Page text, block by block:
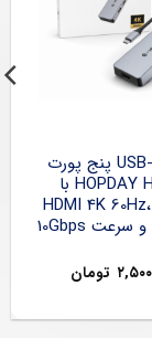
هاب USB-C پنج پورت
HOPDAY HB046 با
خروجی HDMI 4K 60Hz،
تومان